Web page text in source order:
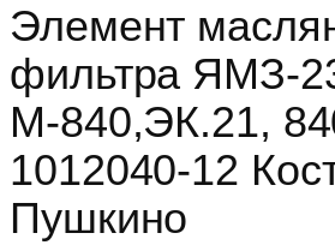
Элемент
фильтра ЯМЗ-
М-840,ЭК.21,
1012040-12
Пушкино